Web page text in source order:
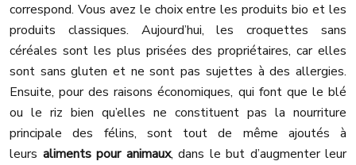
correspond. Vous avez le choix entre les produits bio et les
produits classiques. Aujourd’hui, les croquettes sans
céréales sont les plus prisées des propriétaires, car elles
sont sans gluten et ne sont pas sujettes à des allergies.
Ensuite, pour des raisons économiques, qui font que le blé
ou le riz bien qu’elles ne constituent pas la nourriture
principale des félins, sont tout de même ajoutés à
leurs aliments pour animaux, dans le but d’augmenter leur